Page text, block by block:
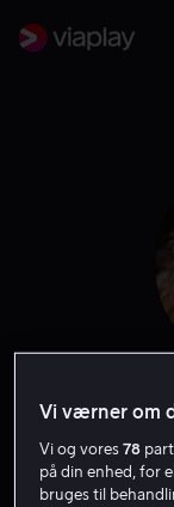
Vi værner om
Vi og vores78
på din enhed, for
bruges til